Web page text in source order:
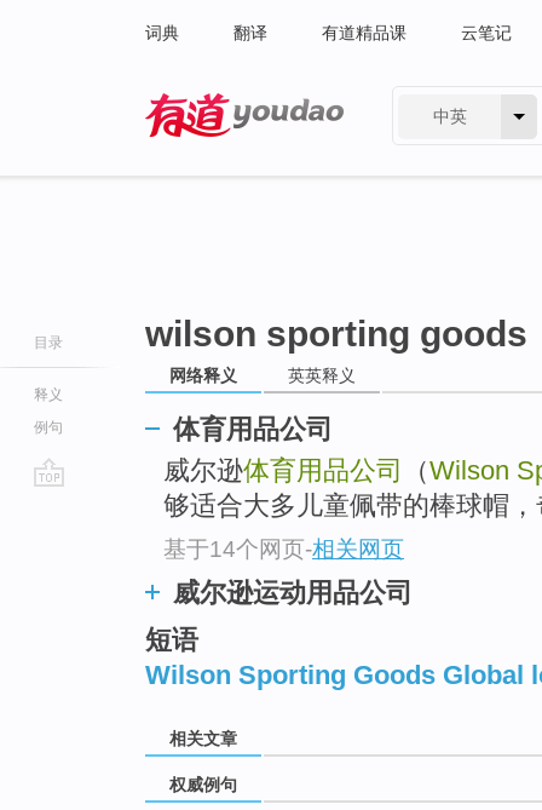
词典 翻译 有道精品课 云笔记
中英
目录
释义
例句
wilson sporting goods
网络释义 英英释义
体育用品公司
威尔逊体育用品公司 （Wilson
够适合大多儿童佩带的棒球帽
基于14个网页-相关网页
威尔逊运动用品公司
短语
Wilson Sporting Goods Global
相关文章
权威例句